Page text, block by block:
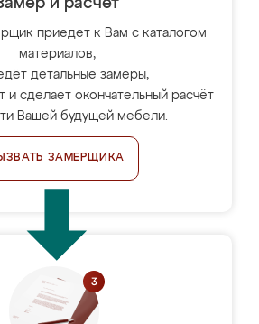
и расчет
приедет к Вам с каталогом
материалов,
детальные замеры,
и сделает окончательный расчёт
Вашей будущей мебели.
ЗАМЕРЩИКА